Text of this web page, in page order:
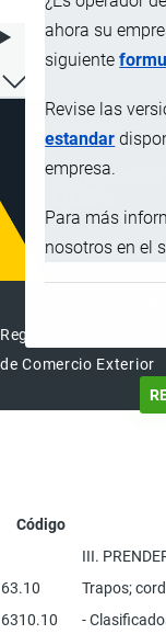
ahora su
siguiente
Revise las
estandar
empresa.
Para más
nosotros en el
Registre su Empresa
de Comercio Exterior
Código
III.
63.10
Trapos;
6310.10
-